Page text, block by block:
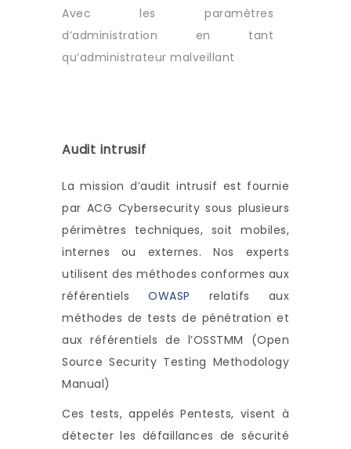
Avec les paramètres
d’administration en tant
qu’administrateur malveillant
Audit intrusif
La mission d’audit intrusif est fournie
par ACG Cybersecurity sous plusieurs
périmètres techniques, soit mobiles,
internes ou externes. Nos experts
utilisent des méthodes conformes aux
référentiels OWASP relatifs aux
méthodes de tests de pénétration et
aux référentiels de l’OSSTMM (Open
Source Security Testing Methodology
Manual)
Ces tests, appelés Pentests, visent à
détecter les défaillances de sécurité